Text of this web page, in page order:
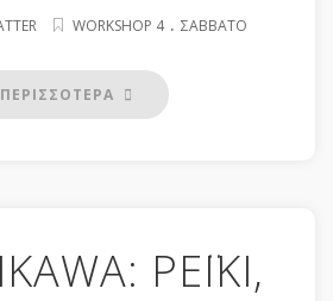
WORKSHOP 4 . ΣΆΒΒΑΤΟ
ΠΕΡΙΣΣΟΤΕΡΑ
ΡΕΪΚΙ,